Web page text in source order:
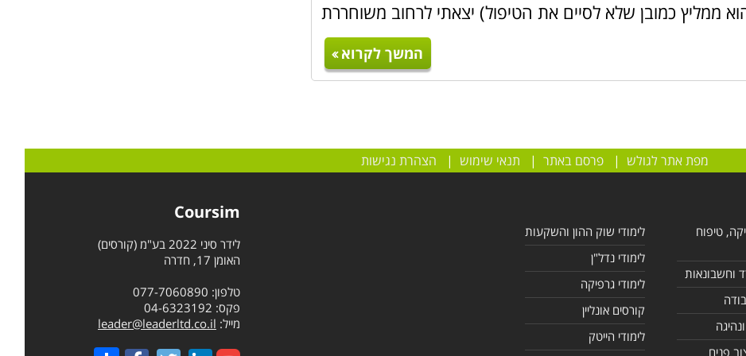
מדיטציהועוד. מעבר
העשרה, התפתחות אישית ורוחניות. מומלץ לעבור על הרשימה המלאה,
ממליץ כמובן שלא לסיים את הטיפול) יצאתי לרחוב משוחררת
המשך לקרוא
מפת אתר לגולש |פרסם באתר | תנאי שימוש | הצהרת נגישות
טיפוח
וחשבונאות
פנים
לימודי שוק ההון והשקעות
לימודי נדל"ן
לימודי גרפיקה
קורסים אונליין
לימודי הייטק
Coursim
לידר סיני 2022 בע"מ (קורסים)
האומן 17, חדרה
טלפון: 077-7060890
פקס: 04-6323192
מייל: leader@leaderltd.co.il